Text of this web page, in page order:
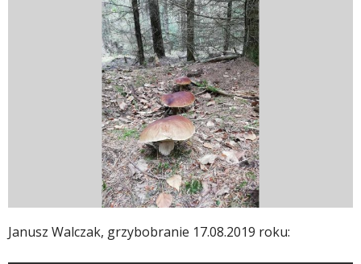
Janusz Walczak, grzybobranie 17.08.2019 roku: